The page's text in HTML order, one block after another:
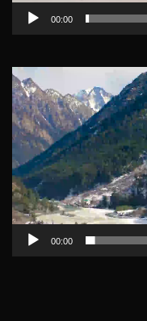
00:00
Video
Player
00:00